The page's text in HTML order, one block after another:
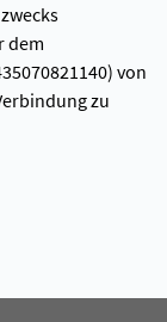
dem
von
zu